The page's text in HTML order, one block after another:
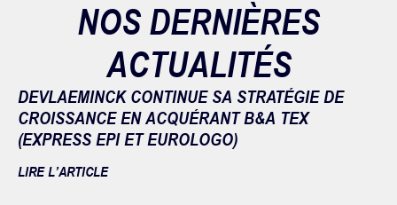
NOS DERNIÈRES
ACTUALITÉS
DEVLAEMINCK CONTINUE SA STRATÉGIE DE
CROISSANCE EN ACQUÉRANT B&A TEX
(EXPRESS EPI ET EUROLOGO)
LIRE L’ARTICLE